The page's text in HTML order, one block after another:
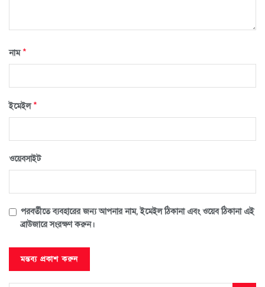
নাম*
ইমেইল*
ওয়েবসাইট
পরবর্তীতে ব্যবহারের জন্য আপনার নাম, ইমেইল ঠিকানা এবং ওয়েব ঠিকানা এই
ব্রাউজারে সংরক্ষণ করুন।